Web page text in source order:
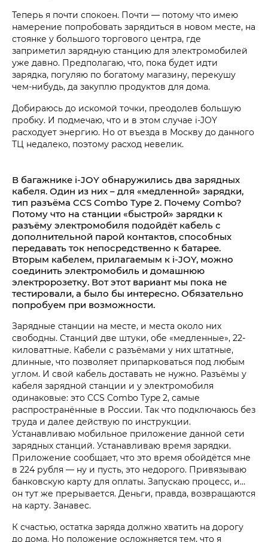
Теперь я почти спокоен. Почти — потому что имею
намерение попробовать зарядиться в новом месте, на
стоянке у большого торгового центра, где
заприметил зарядную станцию для электромобилей
уже давно. Предполагаю, что, пока будет идти
зарядка, погуляю по богатому магазину, перекушу
чем-нибудь, да закуплю продуктов для дома.
Добираюсь до искомой точки, преодолев большую
пробку. И подмечаю, что и в этом случае i‑JOY
расходует энергию. Но от въезда в Москву до данного
ТЦ недалеко, поэтому расход невелик.
В багажнике i‑JOY обнаружились два зарядных
кабеля. Один из них – для «медленной» зарядки,
тип разъёма CCS Combo Type 2. Почему Combo?
Потому что на станции «быстрой» зарядки к
разъёму электромобиля подойдёт кабель с
дополнительной парой контактов, способных
передавать ток непосредственно к батарее.
Вторым кабелем, прилагаемым к i‑JOY, можно
соединить электромобиль и домашнюю
электророзетку. Вот этот вариант мы пока не
тестировали, а было бы интересно. Обязательно
попробуем при возможности.
Зарядные станции на месте, и места около них
свободны. Станций две штуки, обе «медленные», 22-
киловаттные. Кабели с разъёмами у них штатные,
длинные, что позволяет припарковаться под любым
углом. И свой кабель доставать не нужно. Разъёмы у
кабеля зарядной станции и у электромобиля
одинаковые: это CCS Combo Type 2, самые
распространённые в России. Так что подключаюсь без
труда и далее действую по инструкции.
Устанавливаю мобильное приложение данной сети
зарядных станций. Устанавливаю время зарядки.
Приложение сообщает, что это время обойдётся мне
в 224 рубля — ну и пусть, это недорого. Привязываю
банковскую карту для оплаты. Запускаю процесс, и…
он тут же прерывается. Деньги, правда, возвращаются
на карту. Занавес.
К счастью, остатка заряда должно хватить на дорогу
до дома. Но положение осложняется тем, что я